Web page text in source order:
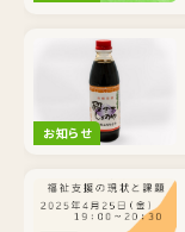
お知らせ